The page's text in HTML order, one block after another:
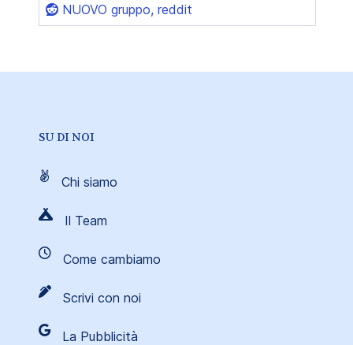
NUOVO gruppo, reddit
SU DI NOI
Chi siamo
Il Team
Come cambiamo
Scrivi con noi
La Pubblicità